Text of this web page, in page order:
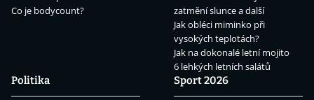
Co je bodycount?
zatmění slunce a další
Jak obléci miminko při
vysokých teplotách?
Jak na dokonalé letní mojito
6 lehkých letních salátů
Politika
Sport 2026